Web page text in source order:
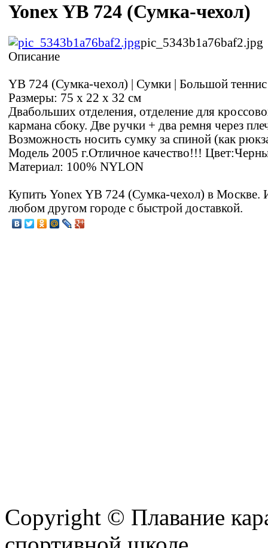
Yonex YB 724 (Сумка-чехол)
pic_5343b1a76baf2.jpg
Описание
YB 724 (Сумка-чехол) | Сумки | Большой теннис
Размеры: 75 х 22 х 32 см
Двабольших отделения, отделение для
кармана сбоку. Две ручки + два ремня через
Возможность носить сумку за спиной (как
Модель 2005 г.Отличное качество!!!
Материал: 100% NYLON
Купить Yonex YB 724 (Сумка-чехол) в Москве.
любом другом городе с быстрой доставкой.
Copyright © Плавание